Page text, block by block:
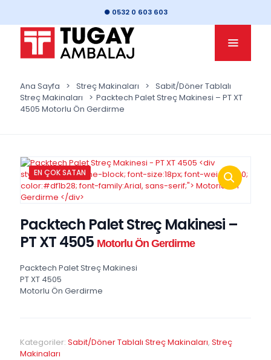
● 0532 0 603 603
Ana Sayfa > Streç Makinaları > Sabit/Döner Tablalı
Streç Makinaları
> Packtech Palet Streç Makinesi – PT XT
4505 Motorlu Ön Gerdirme
EN ÇOK SATAN
Packtech Palet Streç Makinesi –
PT XT 4505 Motorlu Ön Gerdirme
Packtech Palet Streç Makinesi
PT XT 4505
Motorlu Ön Gerdirme
Kategoriler: Sabit/Döner Tablalı Streç Makinaları, Streç
Makinaları